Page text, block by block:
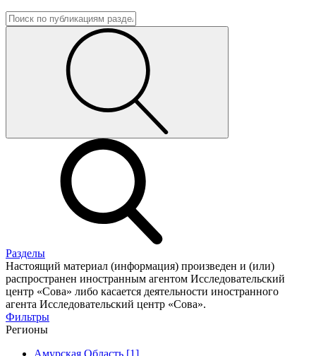
Разделы
Настоящий материал (информация) произведен и (или)
распространен иностранным агентом Исследовательский
центр «Сова» либо касается деятельности иностранного
агента Исследовательский центр «Сова».
Фильтры
Регионы
Амурская Область [1]